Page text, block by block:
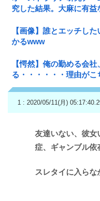
究した結果。大麻に有
【画像】誰とエッチし
かるwww
【愕然】俺の勤める会
る・・・・・・理由がこ
1 : 2020/05/11(月)
友達いない、彼女
症、ギャンブル依
スレタイに入らな